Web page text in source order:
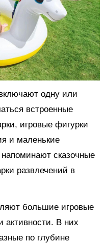
одну или
встроенные
игровые фигурки
и маленькие
сказочные
развлечений в
большие игровые
активности. В них
по глубине